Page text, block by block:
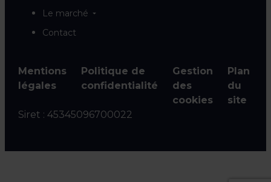
Le marché
Contact
Mentions
légales
Politique de
confidentialité
Gestion
des
cookies
Plan
du
site
Siret : 45345096700022